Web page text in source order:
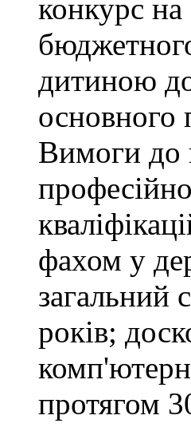
конкурс на
дитиною
основного
Вимоги до
фахом у
загальний
років;
протягом